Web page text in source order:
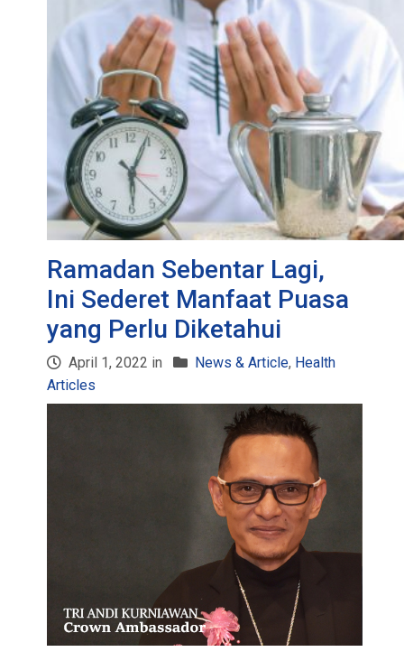
Ramadan Sebentar Lagi,
Ini Sederet Manfaat Puasa
yang Perlu Diketahui
April 1, 2022 in News & Article, Health
Articles